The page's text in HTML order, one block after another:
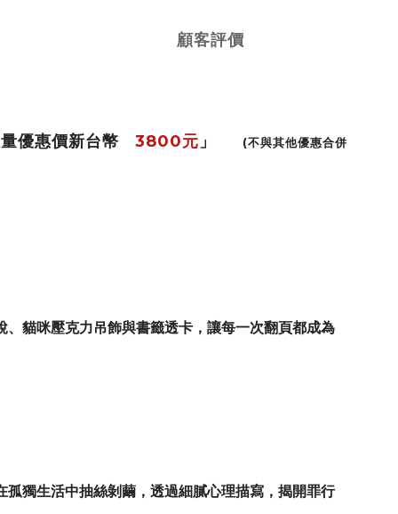
顧客評價
量優惠價新台幣 3800元 」 (不與其他優惠合併
貓咪壓克力吊飾與書籤透卡，讓每一次翻頁都成為
獨生活中抽絲剝繭，透過細膩心理描寫，揭開罪行